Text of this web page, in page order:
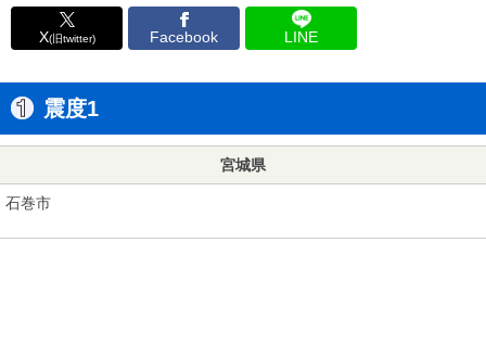
X(旧twitter) Facebook LINE
震度1
宮城県
石巻市